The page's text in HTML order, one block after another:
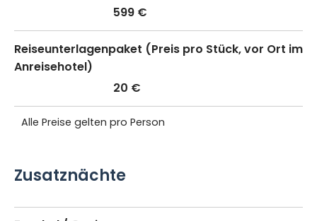
599 €
Reiseunterlagenpaket (Preis pro Stück, vor Ort im
Anreisehotel)
20 €
Alle Preise gelten pro Person
Zusatznächte